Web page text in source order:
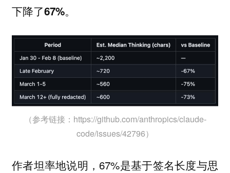
下降了67%。
（参考链接：https://github.com/anthropics/claude-
code/issues/42796）
作者坦率地说明，67%是基于签名长度与思